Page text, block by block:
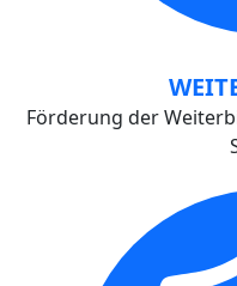
Förderung der